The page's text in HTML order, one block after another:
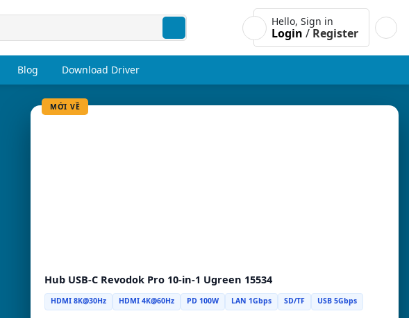
Hello, Sign in
Login /Register
Blog Download Driver
MỚI VỀ
Hub USB-C Revodok Pro 10-in-1 Ugreen 15534
HDMI 8K@30Hz HDMI 4K@60Hz PD 100W LAN 1Gbps SD/TF USB 5Gbps